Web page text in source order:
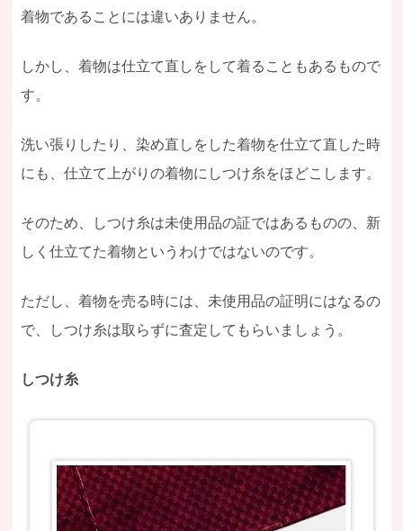
着物であることには違いありません。
しかし、着物は仕立て直しをして着ることもあるもので
す。
洗い張りしたり、染め直しをした着物を仕立て直した時
にも、仕立て上がりの着物にしつけ糸をほどこします。
そのため、しつけ糸は未使用品の証ではあるものの、新
しく仕立てた着物というわけではないのです。
ただし、着物を売る時には、未使用品の証明にはなるの
で、しつけ糸は取らずに査定してもらいましょう。
しつけ糸